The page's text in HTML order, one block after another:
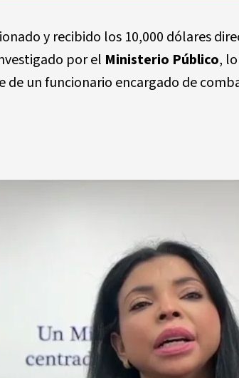
y recibido los 10,000 dólares
por el Ministerio Público,
de un funcionario encargado de